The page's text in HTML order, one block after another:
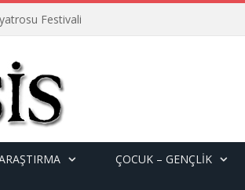
Festivali
ÇOCUK – GENÇLIK